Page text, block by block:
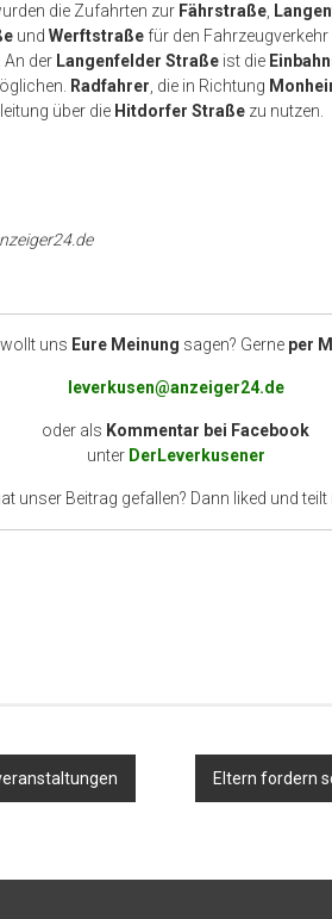
die Zufahrten zur Fährstraße,
und Werftstraße für den
. An der Langenfelder Straße ist die
Radfahrer, die in Richtung
über die Hitdorfer Straße zu nutzen.
wollt uns Eure Meinung sagen? Gerneper
leverkusen@anzeiger24.de
oder als Kommentar bei Facebook
unter DerLeverkusener
unser Beitrag gefallen? Dann liked und teilt
Eltern fordern